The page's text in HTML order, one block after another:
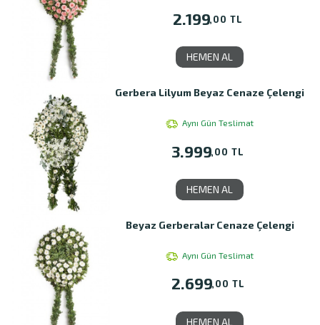
2.199,00 TL
HEMEN AL
Gerbera Lilyum Beyaz Cenaze Çelengi
Aynı Gün Teslimat
3.999,00 TL
HEMEN AL
Beyaz Gerberalar Cenaze Çelengi
Aynı Gün Teslimat
2.699,00 TL
HEMEN AL